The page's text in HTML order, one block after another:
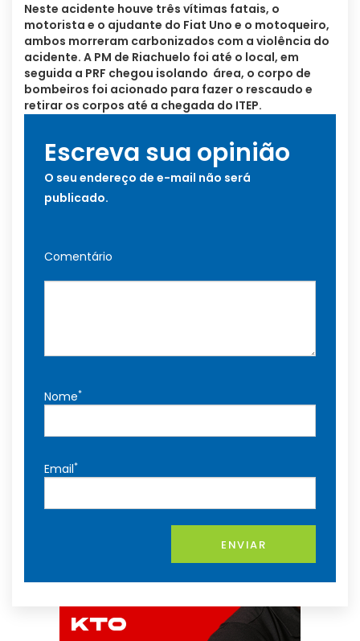
Neste acidente houve três vítimas fatais, o
motorista e o ajudante do Fiat Uno e o motoqueiro,
ambos morreram carbonizados com a violência do
acidente. A PM de Riachuelo foi até o local, em
seguida a PRF chegou isolando área, o corpo de
bombeiros foi acionado para fazer o rescaudo e
retirar os corpos até a chegada do ITEP.
Escreva sua opinião
O seu endereço de e-mail não será
publicado.
Comentário
Nome*
Email*
ENVIAR